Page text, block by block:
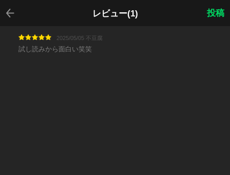
レビュー(1)
戻る
投稿
2025/05/05 不豆腐
試し読みから面白い笑笑